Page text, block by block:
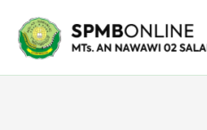
content